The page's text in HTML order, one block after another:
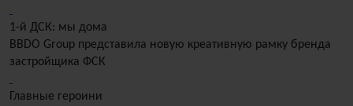
1-й ДСК: мы дома
BBDO Group представила новую креативную рамку бренда
застройщика ФСК
Главные героини